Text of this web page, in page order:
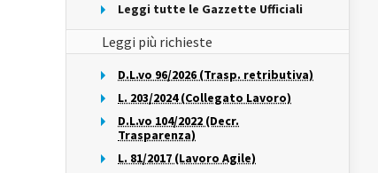
Leggi tutte le Gazzette Ufficiali
Leggi più richieste
D.L.vo 96/2026 (Trasp. retributiva)
L. 203/2024 (Collegato Lavoro)
D.L.vo 104/2022 (Decr.
Trasparenza)
L. 81/2017 (Lavoro Agile)